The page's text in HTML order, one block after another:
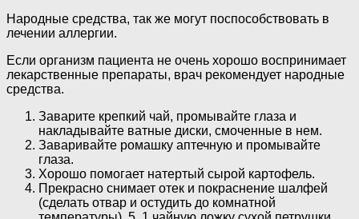
Народные средства, так же могут поспособствовать в
лечении аллергии.
Если организм пациента не очень хорошо воспринимает
лекарственные препараты, врач рекомендует народные
средства.
Заварите крепкий чай, промывайте глаза и
накладывайте ватные диски, смоченные в нем.
Заваривайте ромашку аптечную и промывайте
глаза.
Хорошо помогает натертый сырой картофель.
Прекрасно снимает отек и покраснение шалфей
(сделать отвар и остудить до комнатной